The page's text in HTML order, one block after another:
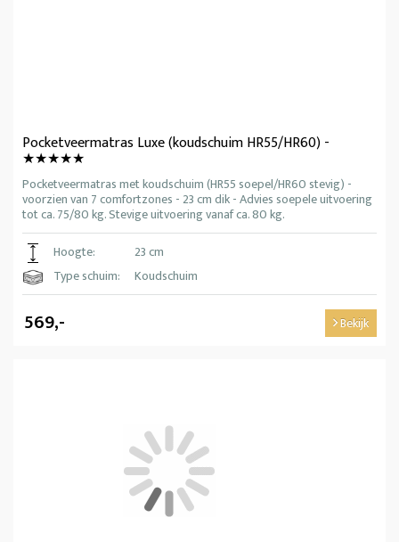
Pocketveermatras Luxe (koudschuim HR55/HR60) -
★★★★★
Pocketveermatras met koudschuim (HR55 soepel/HR60 stevig) -
voorzien van 7 comfortzones - 23 cm dik - Advies soepele uitvoering
tot ca. 75/80 kg. Stevige uitvoering vanaf ca. 80 kg.
Hoogte:
23 cm
Type schuim:
Koudschuim
569,- Bekijk